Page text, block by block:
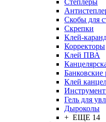
Степлеры
Скобы для
Скрепки
Клей-
Корректоры
Клей ПВА
Банковские
Клей
Гель для
Дыроколы
+ ЕЩЕ 14